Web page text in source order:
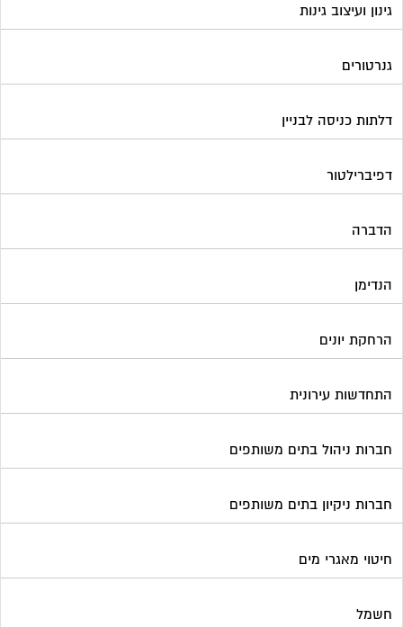
גינון ועיצוב גינות
גנרטורים
דלתות כניסה לבניין
דפיברילטור
הדברה
הנדימן
הרחקת יונים
התחדשות עירונית
חברות ניהול בתים משותפים
חברות ניקיון בתים משותפים
חיטוי מאגרי מים
חשמל